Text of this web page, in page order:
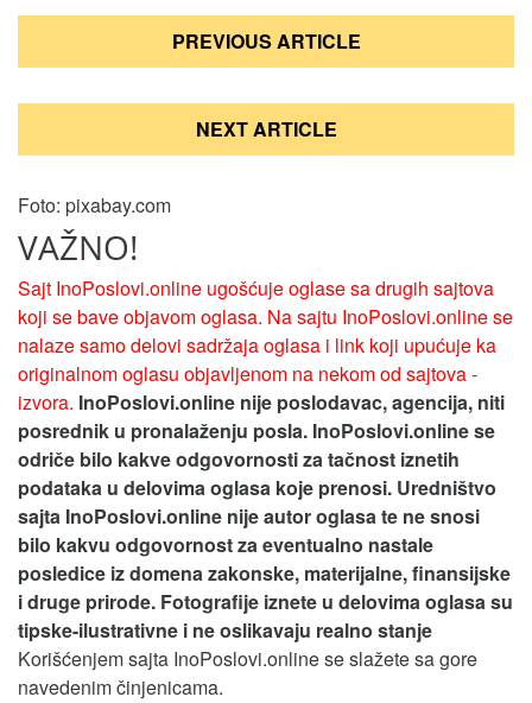
Кретање
PREVIOUS ARTICLE
NEXT ARTICLE
Foto: pixabay.com
VAŽNO!
Sajt InoPoslovi.online ugošćuje oglase sa drugih sajtova
koji se bave objavom oglasa. Na sajtu InoPoslovi.online se
nalaze samo delovi sadržaja oglasa i link koji upućuje ka
originalnom oglasu objavljenom na nekom od sajtova -
izvora. InoPoslovi.online nije poslodavac, agencija, niti
posrednik u pronalaženju posla. InoPoslovi.online se
odriče bilo kakve odgovornosti za tačnost iznetih
podataka u delovima oglasa koje prenosi. Uredništvo
sajta InoPoslovi.online nije autor oglasa te ne snosi
bilo kakvu odgovornost za eventualno nastale
posledice iz domena zakonske, materijalne, finansijske
i druge prirode. Fotografije iznete u delovima oglasa su
tipske-ilustrativne i ne oslikavaju realno stanje
Korišćenjem sajta InoPoslovi.online se slažete sa gore
navedenim činjenicama.